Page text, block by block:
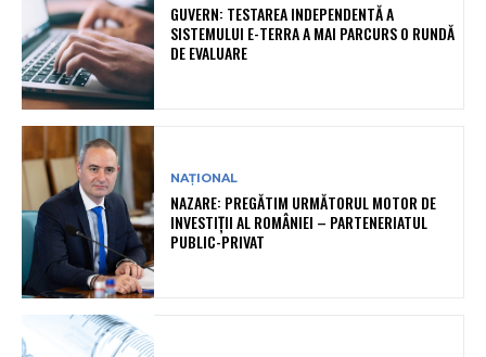
GUVERN: TESTAREA INDEPENDENTĂ A
SISTEMULUI E-TERRA A MAI PARCURS O RUNDĂ
DE EVALUARE
NAȚIONAL
NAZARE: PREGĂTIM URMĂTORUL MOTOR DE
INVESTIȚII AL ROMÂNIEI – PARTENERIATUL
PUBLIC-PRIVAT